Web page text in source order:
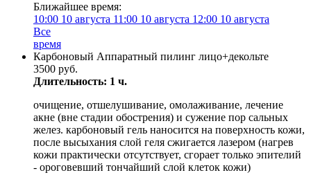
Ближайшее время:
10:00 10 августа 11:00 10 августа 12:00 10 августа
Все
время
Карбоновый Аппаратный пилинг лицо+декольте
3500 руб.
Длительность: 1 ч.
очищение, отшелушивание, омолаживание, лечение
акне (вне стадии обострения) и сужение пор сальных
желез. карбоновый гель наносится на поверхность кожи,
после высыхания слой геля сжигается лазером (нагрев
кожи практически отсутствует, сгорает только эпителий
- ороговевший тончайший слой клеток кожи)